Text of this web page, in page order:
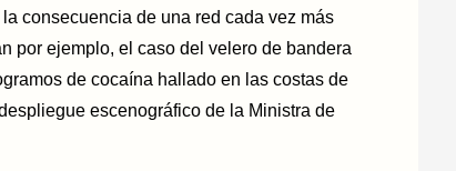
consecuencia de una red cada vez más
por ejemplo, el caso del velero de bandera
de cocaína hallado en las costas de
escenográfico de la Ministra de